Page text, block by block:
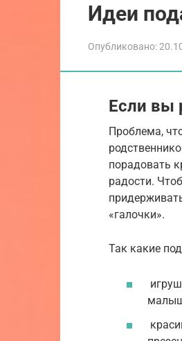
Идеи
Опубликовано:
Если вы
Проблема,
порадовать
радости.
«галочки».
Так какие